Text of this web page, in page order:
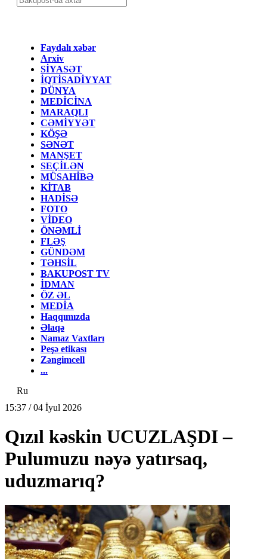
Faydalı xəbər
Arxiv
SİYASƏT
İQTİSADİYYAT
DÜNYA
MEDİCİNA
MARAQLI
CƏMİYYƏT
KÖŞƏ
SƏNƏT
MANŞET
SEÇİLƏN
MÜSAHİBƏ
KİTAB
HADİSƏ
FOTO
VİDEO
ÖNƏMLİ
FLƏŞ
GÜNDƏM
TƏHSİL
BAKUPOST TV
İDMAN
ÖZ ƏL
MEDİA
Haqqımızda
Əlaqə
Namaz Vaxtları
Peşə etikası
Zəngimcell
...
Ru
15:37 / 04 İyul 2026
Qızıl kəskin UCUZLAŞDI –
Pulumuzu nəyə yatırsaq,
uduzmarıq?